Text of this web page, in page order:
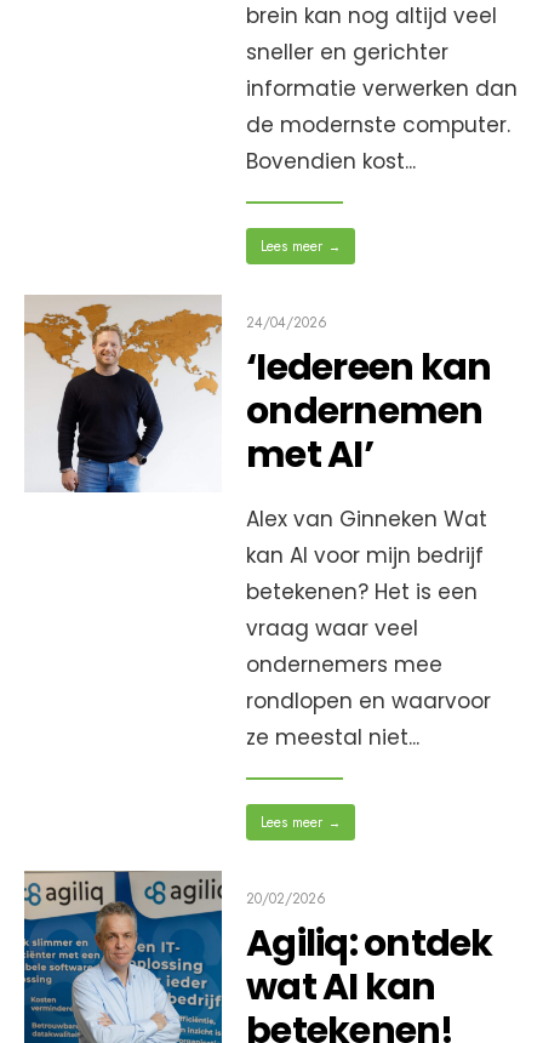
brein kan nog altijd veel
sneller en gerichter
informatie verwerken dan
de modernste computer.
Bovendien kost...
Lees meer →
24/04/2026
‘Iedereen kan
ondernemen
met AI’
Alex van Ginneken Wat
kan AI voor mijn bedrijf
betekenen? Het is een
vraag waar veel
ondernemers mee
rondlopen en waarvoor
ze meestal niet...
Lees meer →
20/02/2026
Agiliq: ontdek
wat AI kan
betekenen!